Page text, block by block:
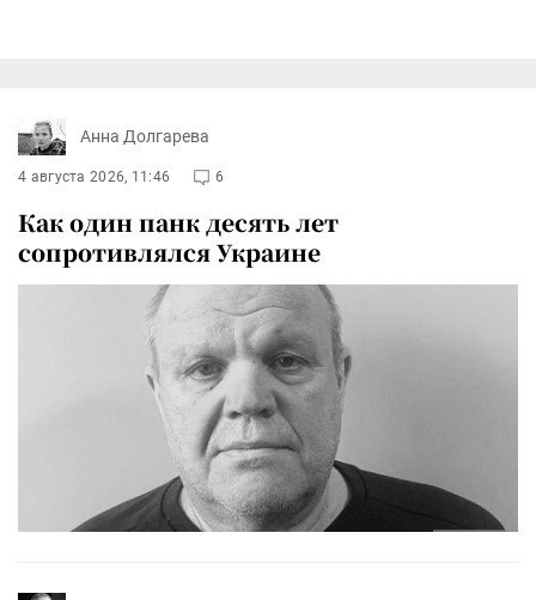
Анна Долгарева
4 августа 2026, 11:46 6
Как один панк десять лет
сопротивлялся Украине